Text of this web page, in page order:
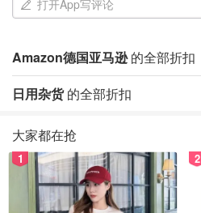
打开App写评论
Amazon德国亚马逊的全部折扣
日用杂货的全部折扣
大家都在抢
1 2